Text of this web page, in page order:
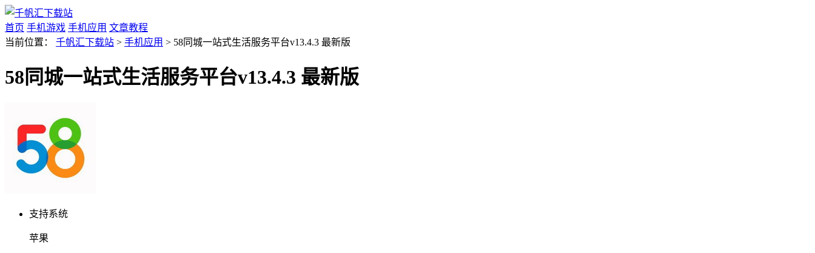
首页 手机游戏 手机应用 文章教程
当前位置： 千帆汇下载站 > 手机应用 > 58同城一站式生活服务平台v13.4.3 最新版
58同城一站式生活服务平台v13.4.3 最新版
支持系统
苹果